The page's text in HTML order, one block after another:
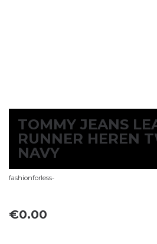
TOMMY JEANS
RUNNER HEREN
NAVY
fashionforless-
€0.00